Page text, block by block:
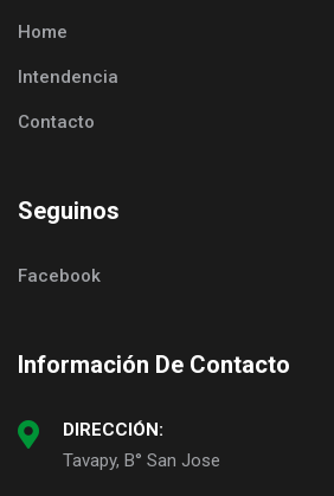
Home
Intendencia
Contacto
Seguinos
Facebook
Información De Contacto
DIRECCIÓN:
Tavapy, B° San Jose